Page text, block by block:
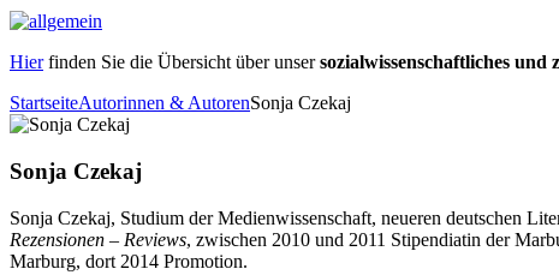
Hierfinden Sie die Übersicht über unsersozialwissenschaftliches und
StartseiteAutorinnen & AutorenSonja Czekaj
Sonja Czekaj
Sonja Czekaj, Studium der Medienwissenschaft, neueren deutschen
Rezensionen – Reviews, zwischen 2010 und 2011 Stipendiatin der
Marburg, dort 2014 Promotion.